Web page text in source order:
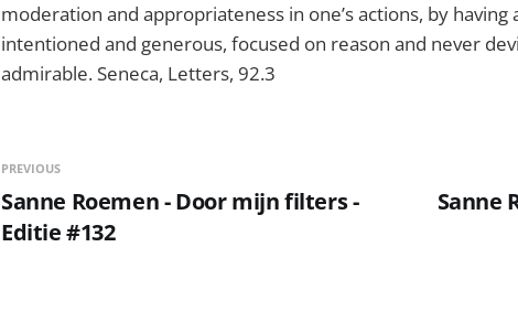
moderation and appropriateness in one’s actions, by having
intentioned and generous, focused on reason and never
admirable. Seneca, Letters, 92.3
PREVIOUS
Sanne Roemen - Door mijn filters -
Editie #132
Sanne